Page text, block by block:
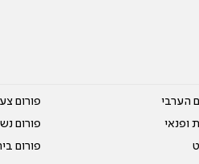
הערבי
ופנאי
פורום
פורום
פורום